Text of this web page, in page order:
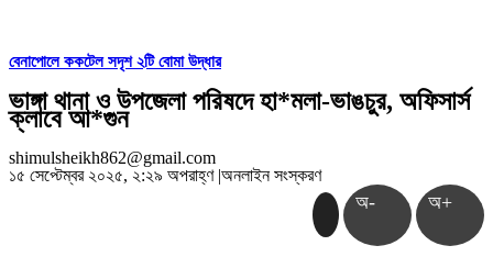
বেনাপোলে ককটেল সদৃশ ২টি বোমা উদ্ধার
ভাঙ্গা থানা ও উপজেলা পরিষদে হা*মলা-ভাঙচুর, অফিসার্স
ক্লাবে আ*গুন
shimulsheikh862@gmail.com
১৫ সেপ্টেম্বর ২০২৫, ২:২৯ অপরাহ্ণ |অনলাইন সংস্করণ
অ- অ+